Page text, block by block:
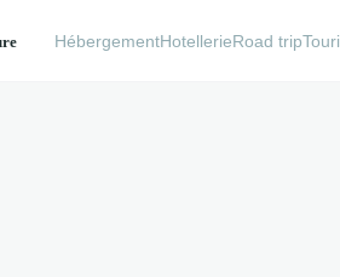
HébergementHotellerieRoad trip